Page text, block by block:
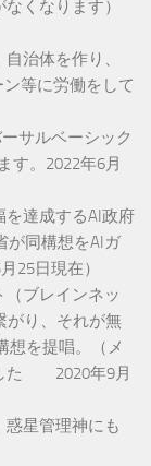
くなります）
治体を作り、
等に労働をして
サルベーシック
す。2022年6月
達成するAI政府
が同構想をAIガ
25日現在）
ブレインネッ
がり、それが無
想を提唱。（メ
した 2020年9月
惑星管理神にも